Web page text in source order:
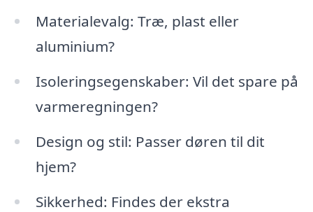
Materialevalg: Træ, plast eller
aluminium?
Isoleringsegenskaber: Vil det spare på
varmeregningen?
Design og stil: Passer døren til dit
hjem?
Sikkerhed: Findes der ekstra